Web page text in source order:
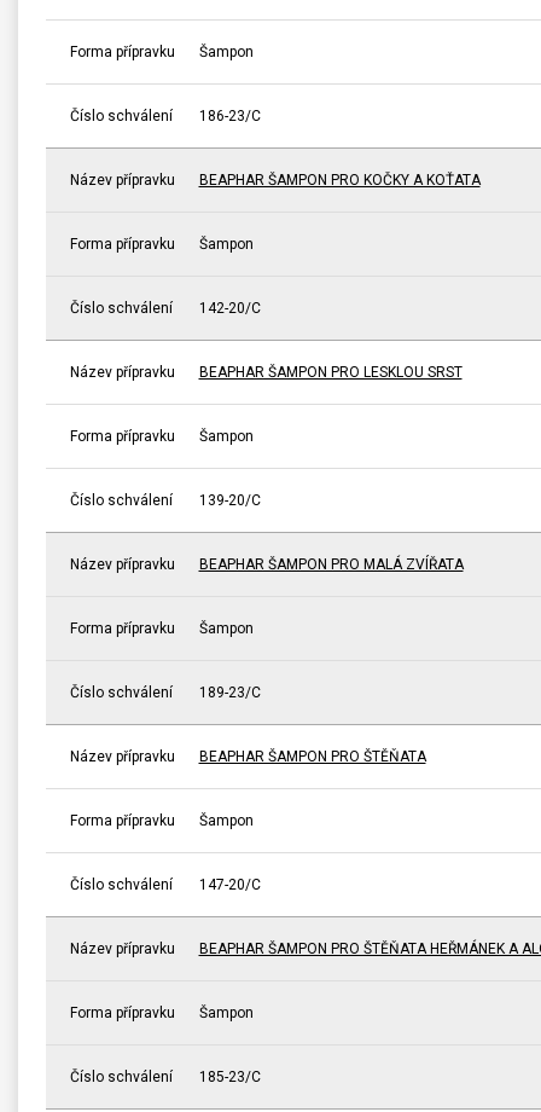
Forma přípravku Šampon
Číslo schválení 186-23/C
Název přípravku BEAPHAR ŠAMPON PRO KOČKY A KOŤATA
Forma přípravku Šampon
Číslo schválení 142-20/C
Název přípravku BEAPHAR ŠAMPON PRO LESKLOU SRST
Forma přípravku Šampon
Číslo schválení 139-20/C
Název přípravku BEAPHAR ŠAMPON PRO MALÁ ZVÍŘATA
Forma přípravku Šampon
Číslo schválení 189-23/C
Název přípravku BEAPHAR ŠAMPON PRO ŠTĚŇATA
Forma přípravku Šampon
Číslo schválení 147-20/C
Název přípravku BEAPHAR ŠAMPON PRO ŠTĚŇATA HEŘMÁNEK A
Forma přípravku Šampon
Číslo schválení 185-23/C